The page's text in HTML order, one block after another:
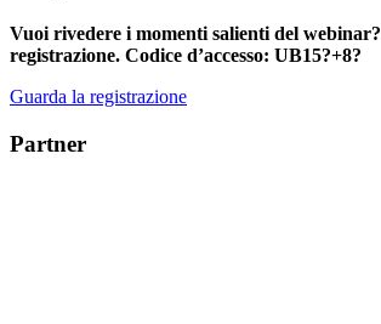
Vuoi rivedere i momenti salienti del webinar?
registrazione. Codice d’accesso: UB15?+8?
Guarda la registrazione
Partner